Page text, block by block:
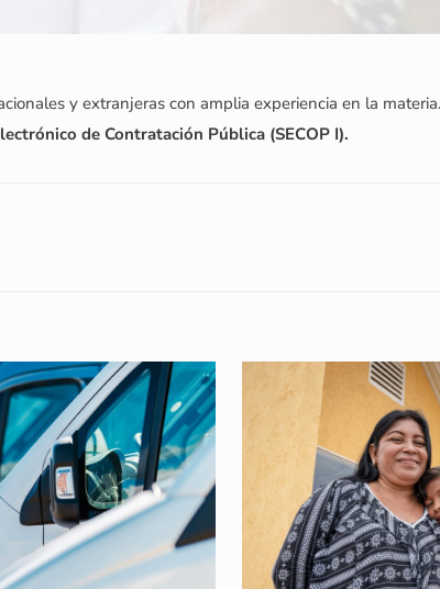
y extranjeras con amplia experiencia en la
de Contratación Pública (SECOP I).